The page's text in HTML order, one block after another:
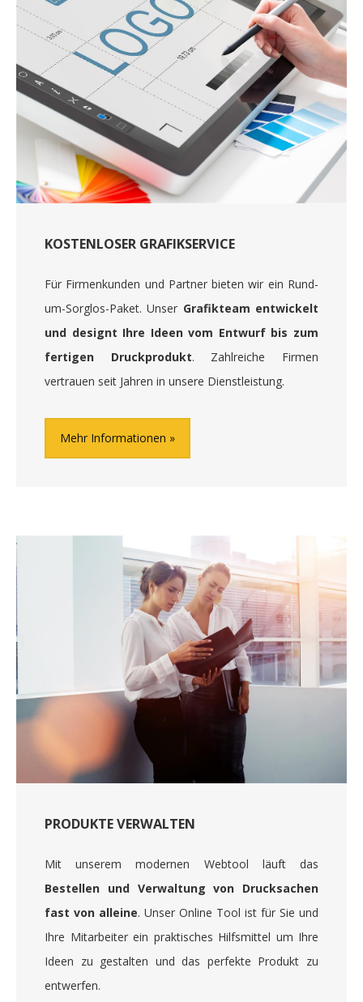
KOSTENLOSER GRAFIKSERVICE
Für Firmenkunden und Partner bieten wir ein Rund-
um-Sorglos-Paket. Unser Grafikteam entwickelt
und designt Ihre Ideen vom Entwurf bis zum
fertigen Druckprodukt. Zahlreiche Firmen
vertrauen seit Jahren in unsere Dienstleistung.
Mehr Informationen
PRODUKTE VERWALTEN
Mit unserem modernen Webtool läuft das
Bestellen und Verwaltung von Drucksachen
fast von alleine. Unser Online Tool ist für Sie und
Ihre Mitarbeiter ein praktisches Hilfsmittel um Ihre
Ideen zu gestalten und das perfekte Produkt zu
entwerfen.